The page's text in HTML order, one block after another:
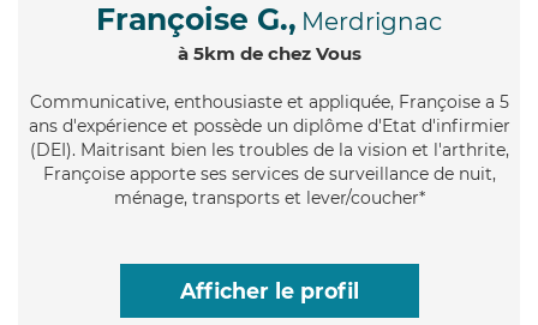
Françoise G., Merdrignac
à 5km de chez Vous
Communicative, enthousiaste et appliquée, Françoise a 5
ans d'expérience et possède un diplôme d'Etat d'infirmier
(DEI). Maitrisant bien les troubles de la vision et l'arthrite,
Françoise apporte ses services de surveillance de nuit,
ménage, transports et lever/coucher*
Afficher le profil